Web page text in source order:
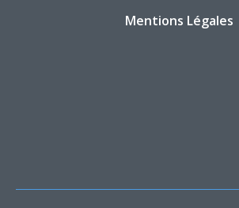
Mentions Légales